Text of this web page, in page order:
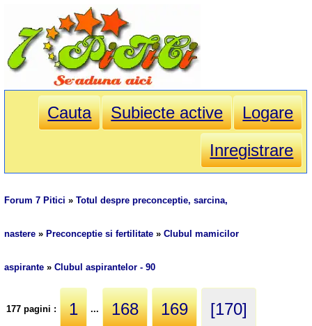
Cauta Subiecte active
Logare
Inregistrare
Forum 7 Pitici »Totul despre preconceptie, sarcina,
nastere » Preconceptie si fertilitate »Clubul mamicilor
aspirante »Clubul aspirantelor - 90
177 pagini : 1 ... 168 169 [170]